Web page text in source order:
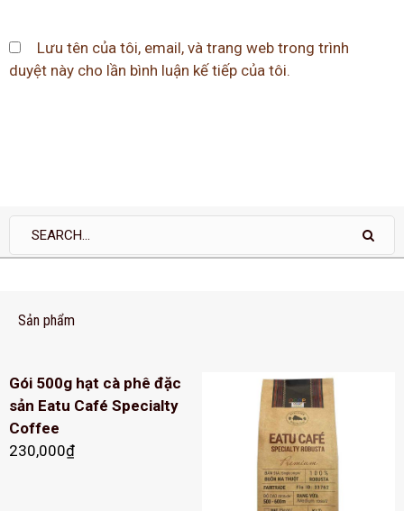
Lưu tên của tôi, email, và trang web trong trình
duyệt này cho lần bình luận kế tiếp của tôi.
Sản phẩm
Gói 500g hạt cà phê đặc
sản Eatu Café Specialty
Coffee
230,000₫